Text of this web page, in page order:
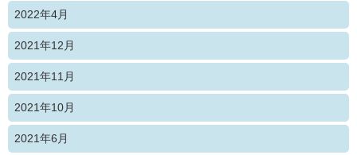
2022年4月
2021年12月
2021年11月
2021年10月
2021年6月